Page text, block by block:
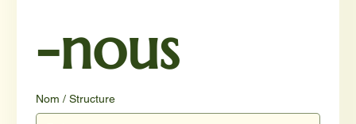
-nous
Nom / Structure